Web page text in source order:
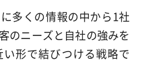
多くの情報の中から1社
のニーズと自社の強みを
形で結びつける戦略で